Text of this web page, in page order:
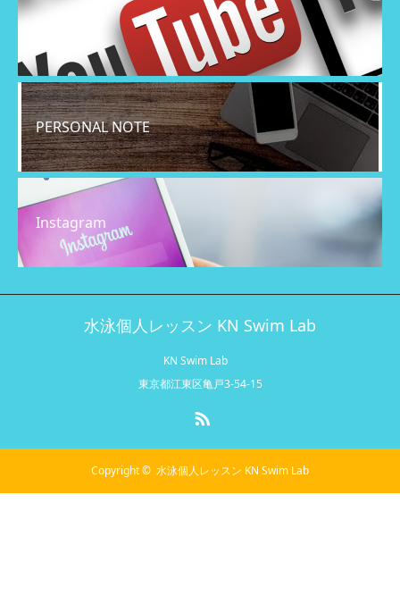
PERSONAL NOTE
Instagram
水泳個人レッスン KN Swim Lab
KN Swim Lab
東京都江東区亀戸3-54-15
Copyright © 水泳個人レッスン KN Swim Lab